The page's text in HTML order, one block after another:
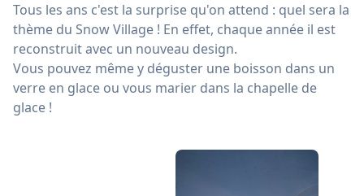
Tous les ans c'est la surprise qu'on attend : quel sera la
thème du Snow Village ! En effet, chaque année il est
reconstruit avec un nouveau design.
Vous pouvez même y déguster une boisson dans un
verre en glace ou vous marier dans la chapelle de
glace !